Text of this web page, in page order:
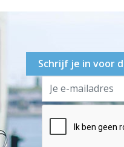
Schrijf je in voor